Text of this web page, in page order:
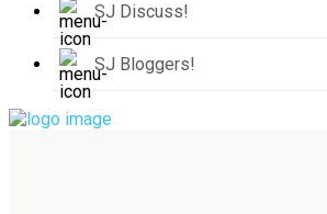
SJ Discuss!
SJ Bloggers!